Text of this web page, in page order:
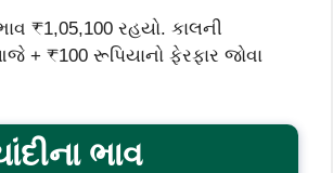
₹1,05,100 રહયો. કાલની
₹100 રૂપિયાનો ફેરફાર જોવા
ભાવ